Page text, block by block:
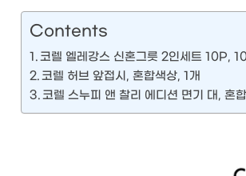
Contents
코렐 엘레강스 신혼그릇 2인세트 10P,
코렐 허브 앞접시, 혼합색상, 1개
코렐 스누피 앤 찰리 에디션 면기 대, 혼